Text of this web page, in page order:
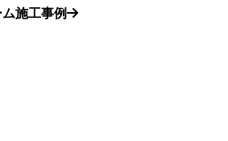
施工事例